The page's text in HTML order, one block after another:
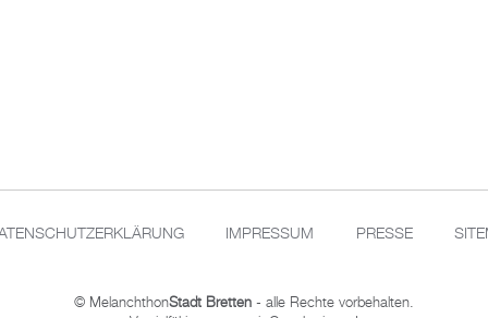
IMPRESSUM PRESSE
© MelanchthonStadt Bretten - alle Rechte vorbehalten.